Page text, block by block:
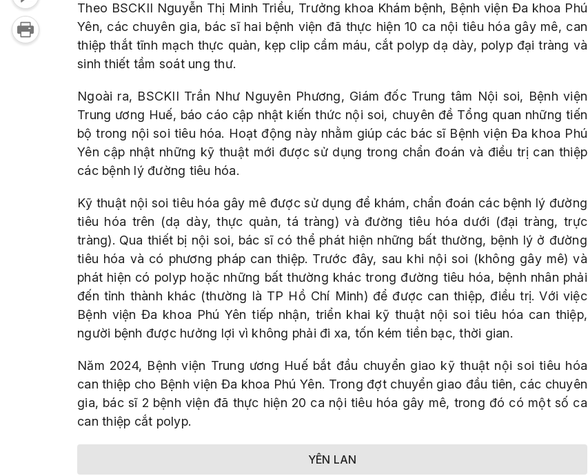
Theo BSCKII Nguyễn Thị Minh Triều, Trưởng khoa Khám bệnh, Bệnh viện Đa khoa Phú
Yên, các chuyên gia, bác sĩ hai bệnh viện đã thực hiện 10 ca nội tiêu hóa gây mê, can
thiệp thắt tĩnh mạch thực quản, kẹp clip cầm máu, cắt polyp dạ dày, polyp đại tràng và
sinh thiết tầm soát ung thư.
Ngoài ra, BSCKII Trần Như Nguyên Phương, Giám đốc Trung tâm Nội soi, Bệnh viện
Trung ương Huế, báo cáo cập nhật kiến thức nội soi, chuyên đề Tổng quan những tiến
bộ trong nội soi tiêu hóa. Hoạt động này nhằm giúp các bác sĩ Bệnh viện Đa khoa Phú
Yên cập nhật những kỹ thuật mới được sử dụng trong chẩn đoán và điều trị can thiệp
các bệnh lý đường tiêu hóa.
Kỹ thuật nội soi tiêu hóa gây mê được sử dụng để khám, chẩn đoán các bệnh lý đường
tiêu hóa trên (dạ dày, thực quản, tá tràng) và đường tiêu hóa dưới (đại tràng, trực
tràng). Qua thiết bị nội soi, bác sĩ có thể phát hiện những bất thường, bệnh lý ở đường
tiêu hóa và có phương pháp can thiệp. Trước đây, sau khi nội soi (không gây mê) và
phát hiện có polyp hoặc những bất thường khác trong đường tiêu hóa, bệnh nhân phải
đến tỉnh thành khác (thường là TP Hồ Chí Minh) để được can thiệp, điều trị. Với việc
Bệnh viện Đa khoa Phú Yên tiếp nhận, triển khai kỹ thuật nội soi tiêu hóa can thiệp,
người bệnh được hưởng lợi vì không phải đi xa, tốn kém tiền bạc, thời gian.
Năm 2024, Bệnh viện Trung ương Huế bắt đầu chuyển giao kỹ thuật nội soi tiêu hóa
can thiệp cho Bệnh viện Đa khoa Phú Yên. Trong đợt chuyển giao đầu tiên, các chuyên
gia, bác sĩ 2 bệnh viện đã thực hiện 20 ca nội tiêu hóa gây mê, trong đó có một số ca
can thiệp cắt polyp.
YÊN LAN